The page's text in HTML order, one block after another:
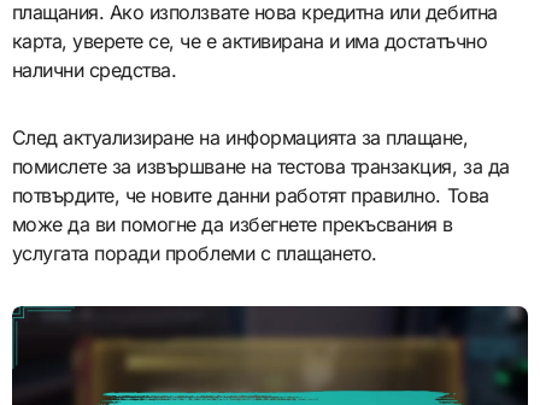
плащания. Ако използвате нова кредитна или дебитна
карта, уверете се, че е активирана и има достатъчно
налични средства.
След актуализиране на информацията за плащане,
помислете за извършване на тестова транзакция, за да
потвърдите, че новите данни работят правилно. Това
може да ви помогне да избегнете прекъсвания в
услугата поради проблеми с плащането.